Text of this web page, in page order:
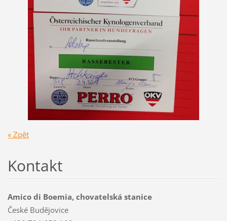
« Zpět
Kontakt
Amico di Boemia, chovatelská stanice
České Budějovice